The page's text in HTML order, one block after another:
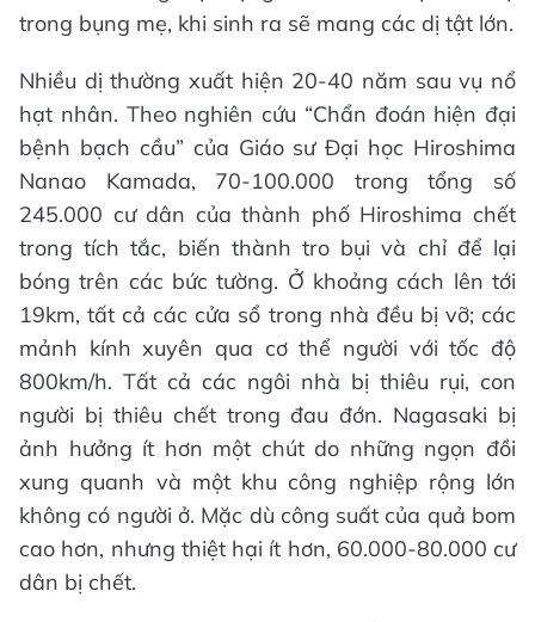
trong bụng mẹ, khi sinh ra sẽ mang các dị tật lớn.
Nhiều dị thường xuất hiện 20-40 năm sau vụ nổ
hạt nhân. Theo nghiên cứu “Chẩn đoán hiện đại
bệnh bạch cầu” của Giáo sư Đại học Hiroshima
Nanao Kamada, 70-100.000 trong tổng số
245.000 cư dân của thành phố Hiroshima chết
trong tích tắc, biến thành tro bụi và chỉ để lại
bóng trên các bức tường. Ở khoảng cách lên tới
19km, tất cả các cửa sổ trong nhà đều bị vỡ; các
mảnh kính xuyên qua cơ thể người với tốc độ
800km/h. Tất cả các ngôi nhà bị thiêu rụi, con
người bị thiêu chết trong đau đớn. Nagasaki bị
ảnh hưởng ít hơn một chút do những ngọn đồi
xung quanh và một khu công nghiệp rộng lớn
không có người ở. Mặc dù công suất của quả bom
cao hơn, nhưng thiệt hại ít hơn, 60.000-80.000 cư
dân bị chết.